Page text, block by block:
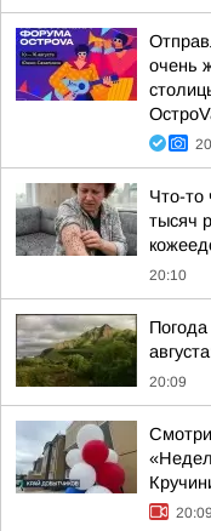
очень
Что-то
тысяч
20:10
20:09
20:09